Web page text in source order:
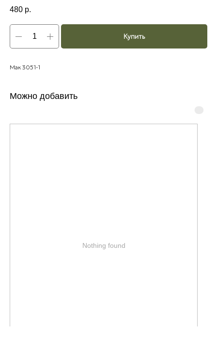
480 р.
Купить
Мак 3051-1
Можно добавить
Nothing found